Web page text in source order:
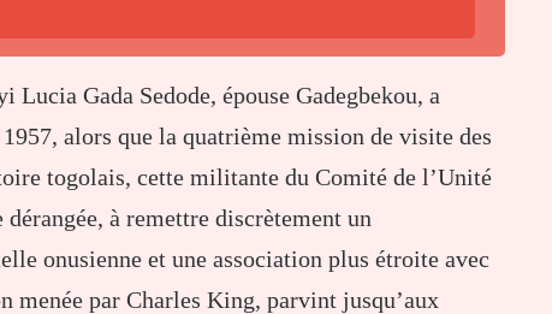
Gada Sedode, épouse Gadegbekou, a
alors que la quatrième mission de visite des
togolais, cette militante du Comité de l’Unité
à remettre discrètement un
onusienne et une association plus étroite avec
menée par Charles King, parvint jusqu’aux